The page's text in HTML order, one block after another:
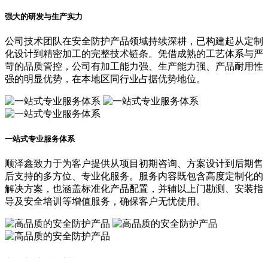
强大的研发与生产实力
公司技术团队在安全防护产品领域持续深耕，已构建起从定制
化设计到精密加工的完整技术链条。凭借成熟的工艺体系与严
苛的品质管控，公司有加工能力强、生产能力强、产品耐用性
强的明显优势，在本地区同行业占据优势地位。
一站式专业服务体系
顺泽鑫致力于为客户提供从项目初期咨询、方案设计到后期售
后支持的多方位、专业化服务。服务内容既包含高度定制化的
解决方案，也涵盖标准化产品配置，并辅以上门勘测、安装指
导及安全培训等增值服务，确保客户无忧使用。